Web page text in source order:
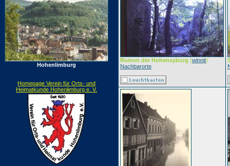
Hohenlimburg
Homepage Verein für Orts- und
Heimatkunde Hohenlimburg e. V.
Ruinen der Hohensyburg (winnit)
Nachbarorte